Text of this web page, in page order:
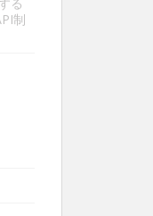
制